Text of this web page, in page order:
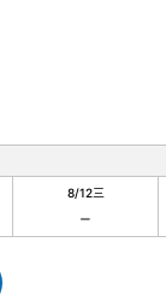
8/12三